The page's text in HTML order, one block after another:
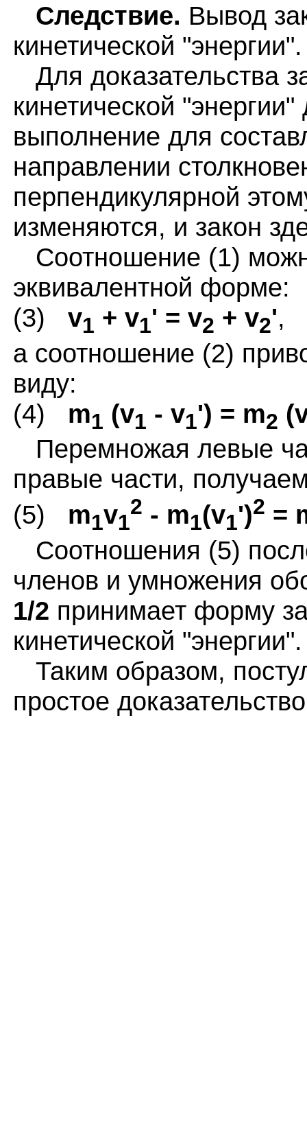
Следствие. Вывод
кинетической "энергии".
Для доказательства
кинетической "энергии"
выполнение для
направлении
перпендикулярной
изменяются, и закон
Соотношение (1)
эквивалентной форме:
(3) v1 + v1' = v2 + v2',
а соотношение (2)
виду:
(4) m1 (v1 - v1') = m2
Перемножая левые
правые части,
(5) m1v1
2 - m1(v1')2 =
Соотношения (5)
членов и умножения
1/2 принимает форму
кинетической "энергии".
Таким образом,
простое